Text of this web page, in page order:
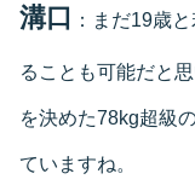
溝口 ：まだ19歳
ることも可能だと
を決めた78kg超級
ていますね。